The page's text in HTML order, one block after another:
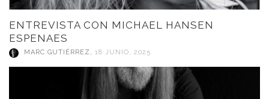
ENTREVISTA CON MICHAEL HANSEN
ESPENAES
MARC GUTIÉRREZ , 18 JUNIO, 2025